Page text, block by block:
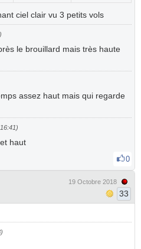
ciel clair vu 3 petits vols
le brouillard mais très haute
assez haut mais qui regarde
haut
0
19 Octobre 2018
33